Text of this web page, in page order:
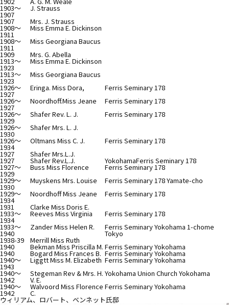
1903～
1907
J. Strauss
1907
Mrs. J. Strauss
1908～
1911
Miss Emma E. Dickinson
1908～
1911
Miss Georgiana Baucus
1909
Mrs. G. Abella
1913～
1923
Miss Emma E. Dickinson
1913～
1923
Miss Georgiana Baucus
1926～
1927
Eringa. Miss Dora,
Ferris Seminary 178
1926～
1927
Noordhoff.Miss Jeane
Ferris Seminary 178
1926～
1929
Shafer Rev. L. J.
Ferris Seminary 178
1926～
1930
Shafer Mrs. L. J.
1926～
1934
Oltmans Miss C. J.
Ferris Seminary 178
1927
Shafer Mrs.L.J.
1927 Shafer Rev.L.J. YokohamaFerris Seminary 178
1927～
1929
Buss Miss Florence
Ferris Seminary 178
1929～
1930
Muyskens Mrs. Louise
Ferris Seminary 178 Yamate-cho
1929～
1934
Noordhoff Miss Jeane
Ferris Seminary 178
1931
Clarke Miss Doris E.
1933～
1934
Reeves Miss Virginia
Ferris Seminary 178
1933～
1940
Zander Miss Helen R. Ferris Seminary Yokohama 1-chome
Tokyo
1938-39 Merrill Miss Ruth
1940 Bekman Miss Priscilla M. Ferris Seminary Yokohama
1940 Bogard Miss Frances B. Ferris Seminary Yokohama
1940～
1943
Liggtt Miss M. Elizabeth Ferris Seminary Yokohama
1940～
1942
Stegeman Rev & Mrs. H.
V. E.
Yokohama Union Church Yokohama
1940～
1942
Walvoord Miss Florence
C.
Ferris Seminary Yokohama
ウィリアム、ロバート、ベンネット氏邸